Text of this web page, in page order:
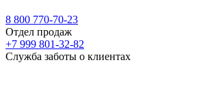
8 800 770-70-23
Отдел продаж
+7 999 801-32-82
Служба заботы о клиентах